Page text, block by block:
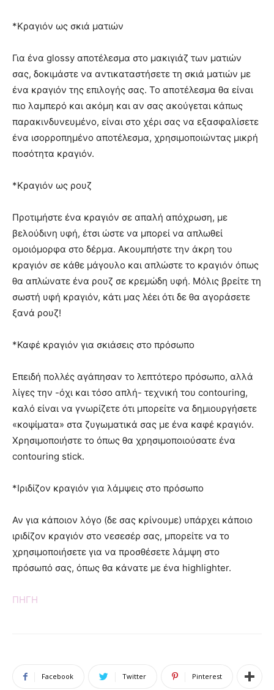
*Κραγιόν ως σκιά ματιών
Για ένα glossy αποτέλεσμα στο μακιγιάζ των ματιών
σας, δοκιμάστε να αντικαταστήσετε τη σκιά ματιών με
ένα κραγιόν της επιλογής σας. Το αποτέλεσμα θα είναι
πιο λαμπερό και ακόμη και αν σας ακούγεται κάπως
παρακινδυνευμένο, είναι στο χέρι σας να εξασφαλίσετε
ένα ισορροπημένο αποτέλεσμα, χρησιμοποιώντας μικρή
ποσότητα κραγιόν.
*Κραγιόν ως ρουζ
Προτιμήστε ένα κραγιόν σε απαλή απόχρωση, με
βελούδινη υφή, έτσι ώστε να μπορεί να απλωθεί
ομοιόμορφα στο δέρμα. Ακουμπήστε την άκρη του
κραγιόν σε κάθε μάγουλο και απλώστε το κραγιόν όπως
θα απλώνατε ένα ρουζ σε κρεμώδη υφή. Μόλις βρείτε τη
σωστή υφή κραγιόν, κάτι μας λέει ότι δε θα αγοράσετε
ξανά ρουζ!
*Καφέ κραγιόν για σκιάσεις στο πρόσωπο
Επειδή πολλές αγάπησαν το λεπτότερο πρόσωπο, αλλά
λίγες την -όχι και τόσο απλή- τεχνική του contouring,
καλό είναι να γνωρίζετε ότι μπορείτε να δημιουργήσετε
«κοψίματα» στα ζυγωματικά σας με ένα καφέ κραγιόν.
Χρησιμοποιήστε το όπως θα χρησιμοποιούσατε ένα
contouring stick.
*Ιριδίζον κραγιόν για λάμψεις στο πρόσωπο
Αν για κάποιον λόγο (δε σας κρίνουμε) υπάρχει κάποιο
ιριδίζον κραγιόν στο νεσεσέρ σας, μπορείτε να το
χρησιμοποιήσετε για να προσθέσετε λάμψη στο
πρόσωπό σας, όπως θα κάνατε με ένα highlighter.
ΠΗΓΗ
Facebook Twitter Pinterest